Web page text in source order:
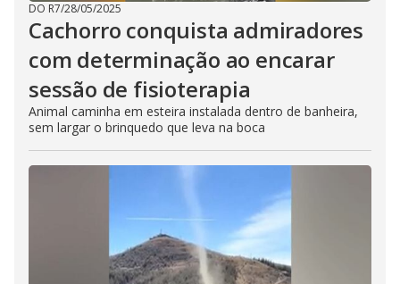
DO R7/28/05/2025
Cachorro conquista admiradores
com determinação ao encarar
sessão de fisioterapia
Animal caminha em esteira instalada dentro de banheira,
sem largar o brinquedo que leva na boca